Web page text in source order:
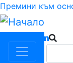
Премини към